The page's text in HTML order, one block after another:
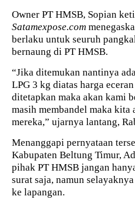
Owner PT HMSB, Sopian
Satamexpose.com
berlaku untuk seuruh
bernaung di PT HMSB.
“Jika ditemukan nantinya
LPG 3 kg diatas harga
ditetapkan maka akan kami
masih membandel maka
mereka,” ujarnya lantang,
Menanggapi pernyataan
Kabupaten Beltung Timur,
pihak PT HMSB jangan
surat saja, namun
ke lapangan.